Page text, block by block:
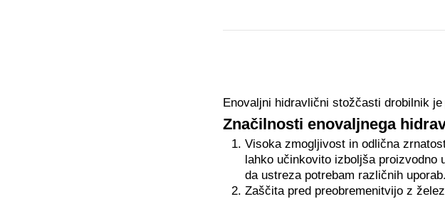
Enovaljni hidravlični stožčasti drobilnik
Značilnosti enovaljnega
Visoka zmogljivost in odlična
lahko učinkovito izboljša
da ustreza potrebam različnih uporab.
Zaščita pred preobremenitvijo z